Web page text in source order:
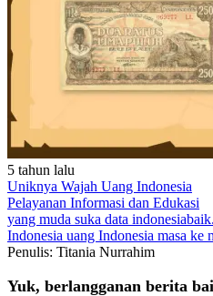
5 tahun lalu
Uniknya Wajah Uang Indonesia
Pelayanan Informasi dan Edukasi
yang muda suka data
Indonesia uang Indonesia masa ke
Penulis: Titania Nurrahim
Yuk, berlangganan berita